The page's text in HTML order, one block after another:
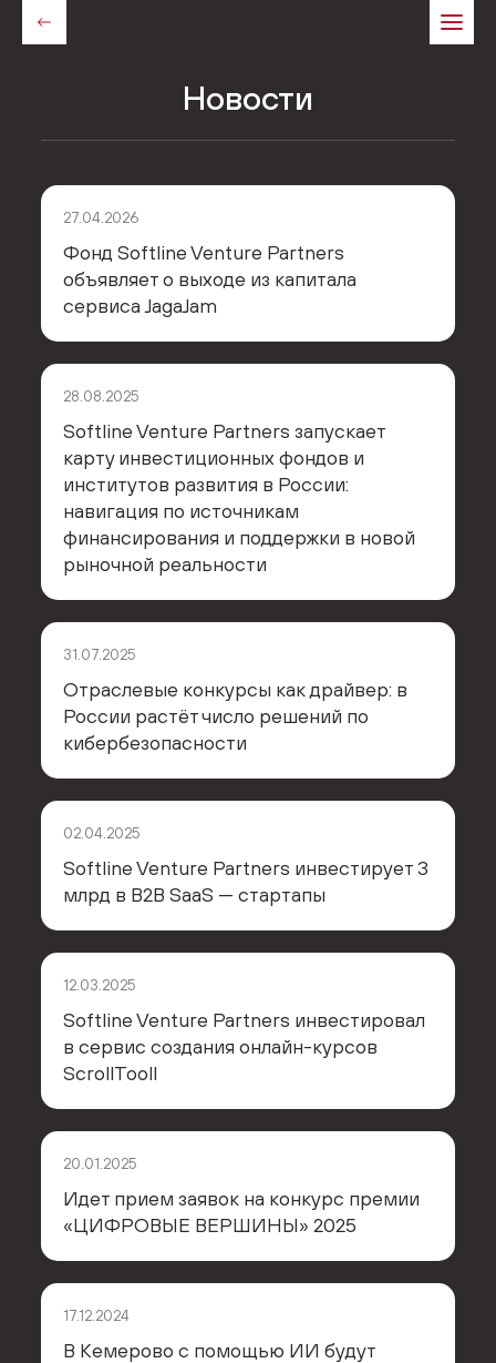
Новости
27.04.2026
Фонд Softline Venture Partners
объявляет о выходе из капитала
сервиса JagaJam
28.08.2025
Softline Venture Partners запускает
карту инвестиционных фондов и
институтов развития в России:
навигация по источникам
финансирования и поддержки в новой
рыночной реальности
31.07.2025
Отраслевые конкурсы как драйвер: в
России растёт число решений по
кибербезопасности
02.04.2025
Softline Venture Partners инвестирует 3
млрд в B2B SaaS — стартапы
12.03.2025
Softline Venture Partners инвестировал
в сервис создания онлайн-курсов
ScrollTooll
20.01.2025
Идет прием заявок на конкурс премии
«ЦИФРОВЫЕ ВЕРШИНЫ» 2025
17.12.2024
В Кемерово с помощью ИИ будут